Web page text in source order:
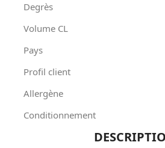
Degrès
Volume CL
Pays
Profil client
Allergène
Conditionnement